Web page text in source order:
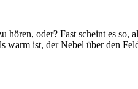
oder? Fast scheint es
ist, der Nebel über den